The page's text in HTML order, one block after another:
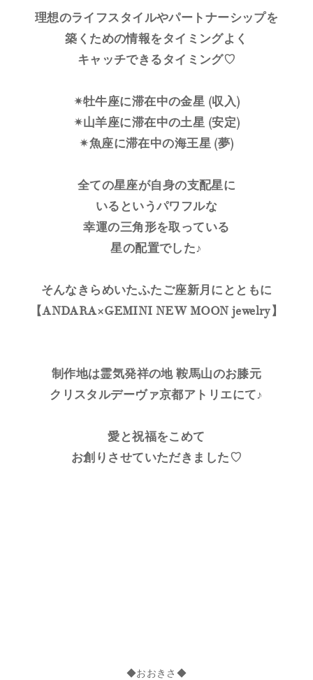
理想のライフスタイルやパートナーシップを
築くための情報をタイミングよく
キャッチできるタイミング♡
✴︎牡牛座に滞在中の金星 (収入)
✴︎山羊座に滞在中の土星 (安定)
✴︎魚座に滞在中の海王星 (夢)
全ての星座が自身の支配星に
いるというパワフルな
幸運の三角形を取っている
星の配置でした♪
そんなきらめいたふたご座新月にとともに
【ANDARA×GEMINI NEW MOON jewelry】
制作地は霊気発祥の地 鞍馬山のお膝元
クリスタルデーヴァ京都アトリエにて♪
愛と祝福をこめて
お創りさせていただきました♡
◆おおきさ◆